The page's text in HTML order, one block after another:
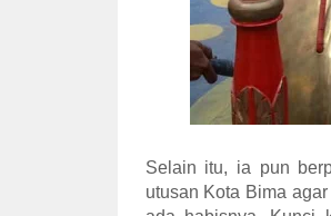
Selain itu, ia pun
utusan Kota Bima